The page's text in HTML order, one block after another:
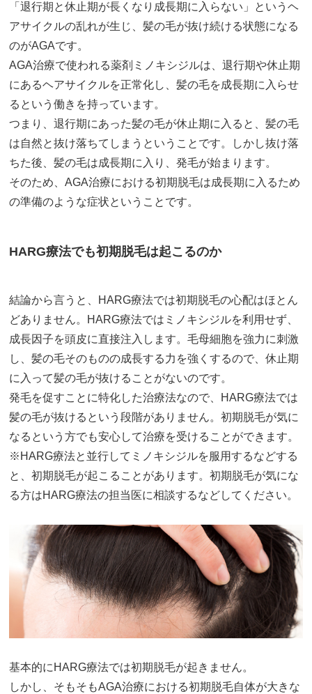
「退行期と休止期が長くなり成長期に入らない」というヘ
アサイクルの乱れが生じ、髪の毛が抜け続ける状態になる
のがAGAです。
AGA治療で使われる薬剤ミノキシジルは、退行期や休止期
にあるヘアサイクルを正常化し、髪の毛を成長期に入らせ
るという働きを持っています。
つまり、退行期にあった髪の毛が休止期に入ると、髪の毛
は自然と抜け落ちてしまうということです。しかし抜け落
ちた後、髪の毛は成長期に入り、発毛が始まります。
そのため、AGA治療における初期脱毛は成長期に入るため
の準備のような症状ということです。
HARG療法でも初期脱毛は起こるのか
結論から言うと、HARG療法では初期脱毛の心配はほとん
どありません。HARG療法ではミノキシジルを利用せず、
成長因子を頭皮に直接注入します。毛母細胞を強力に刺激
し、髪の毛そのものの成長する力を強くするので、休止期
に入って髪の毛が抜けることがないのです。
発毛を促すことに特化した治療法なので、HARG療法では
髪の毛が抜けるという段階がありません。初期脱毛が気に
なるという方でも安心して治療を受けることができます。
※HARG療法と並行してミノキシジルを服用するなどする
と、初期脱毛が起こることがあります。初期脱毛が気にな
る方はHARG療法の担当医に相談するなどしてください。
基本的にHARG療法では初期脱毛が起きません。
しかし、そもそもAGA治療における初期脱毛自体が大きな